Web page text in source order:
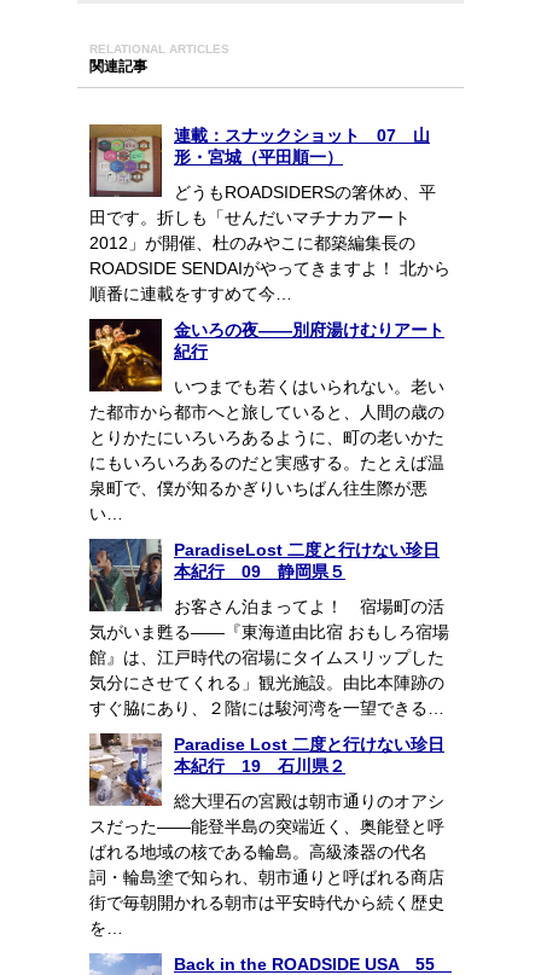
RELATIONAL ARTICLES
関連記事
連載：スナックショット 07 山
形・宮城（平田順一）
どうもROADSIDERSの箸休め、平
田です。折しも「せんだいマチナカアート
2012」が開催、杜のみやこに都築編集長の
ROADSIDE SENDAIがやってきますよ！ 北から
順番に連載をすすめて今…
金いろの夜――別府湯けむりアート
紀行
いつまでも若くはいられない。老い
た都市から都市へと旅していると、人間の歳の
とりかたにいろいろあるように、町の老いかた
にもいろいろあるのだと実感する。たとえば温
泉町で、僕が知るかぎりいちばん往生際が悪
い…
ParadiseLost 二度と行けない珍日
本紀行 09 静岡県５
お客さん泊まってよ！ 宿場町の活
気がいま甦る――『東海道由比宿 おもしろ宿場
館』は、江戸時代の宿場にタイムスリップした
気分にさせてくれる」観光施設。由比本陣跡の
すぐ脇にあり、２階には駿河湾を一望できる…
Paradise Lost 二度と行けない珍日
本紀行 19 石川県２
総大理石の宮殿は朝市通りのオアシ
スだった――能登半島の突端近く、奥能登と呼
ばれる地域の核である輪島。高級漆器の代名
詞・輪島塗で知られ、朝市通りと呼ばれる商店
街で毎朝開かれる朝市は平安時代から続く歴史
を…
Back in the ROADSIDE USA 55